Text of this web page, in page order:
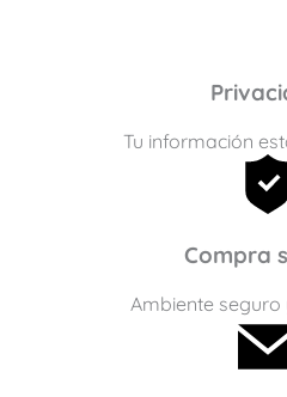
Tu información
Compra
Ambiente